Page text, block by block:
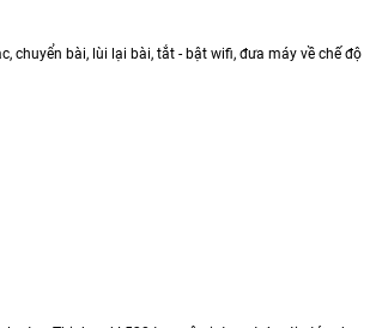
chuyển bài, lùi lại bài, tắt - bật wifi, đưa máy về chế độ